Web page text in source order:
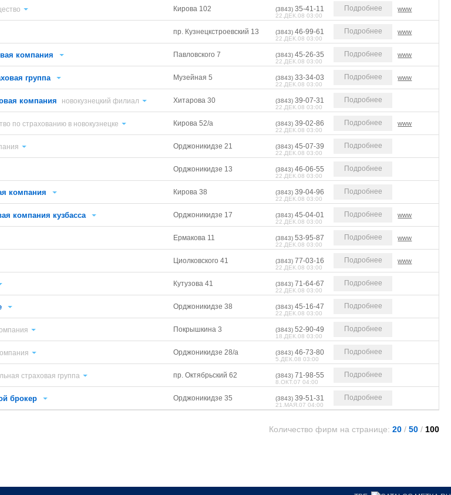
Кирова 102 (3843) 35-41-11
22.ДЕК.08 03:00
Подробнее www
пр. Кузнецкстроевский 13 (3843) 46-99-61
22.ДЕК.08 03:00
Подробнее www
компания Павловского 7 (3843) 45-26-35
22.ДЕК.08 03:00
Подробнее www
группа Музейная 5 (3843) 33-34-03
22.ДЕК.08 03:00
Подробнее www
компания новокузнецкий филиал Хитарова 30 (3843) 39-07-31
22.ДЕК.08 03:00
Подробнее
по страхованию в новокузнецке Кирова 52/а (3843) 39-02-86
22.ДЕК.08 03:00
Подробнее www
Орджоникидзе 21 (3843) 45-07-39
22.ДЕК.08 03:00
Подробнее
Орджоникидзе 13 (3843) 46-06-55
22.ДЕК.08 03:00
Подробнее
компания Кирова 38 (3843) 39-04-96
22.ДЕК.08 03:00
Подробнее
компания кузбасса Орджоникидзе 17 (3843) 45-04-01
22.ДЕК.08 03:00
Подробнее www
Ермакова 11 (3843) 53-95-87
22.ДЕК.08 03:00
Подробнее www
Циолковского 41 (3843) 77-03-16
22.ДЕК.08 03:00
Подробнее www
Кутузова 41 (3843) 71-64-67
22.ДЕК.08 03:00
Подробнее
Орджоникидзе 38 (3843) 45-16-47
22.ДЕК.08 03:00
Подробнее
Покрышкина 3 (3843) 52-90-49
18.ДЕК.08 03:00
Подробнее
Орджоникидзе 28/а (3843) 46-73-80
5.ДЕК.08 03:00
Подробнее
страховая группа пр. Октябрьский 62 (3843) 71-98-55
8.ОКТ.07 04:00
Подробнее
брокер Орджоникидзе 35 (3843) 39-51-31
21.МАЯ.07 04:00
Подробнее
Количество фирм на странице: 20 / 50 / 100